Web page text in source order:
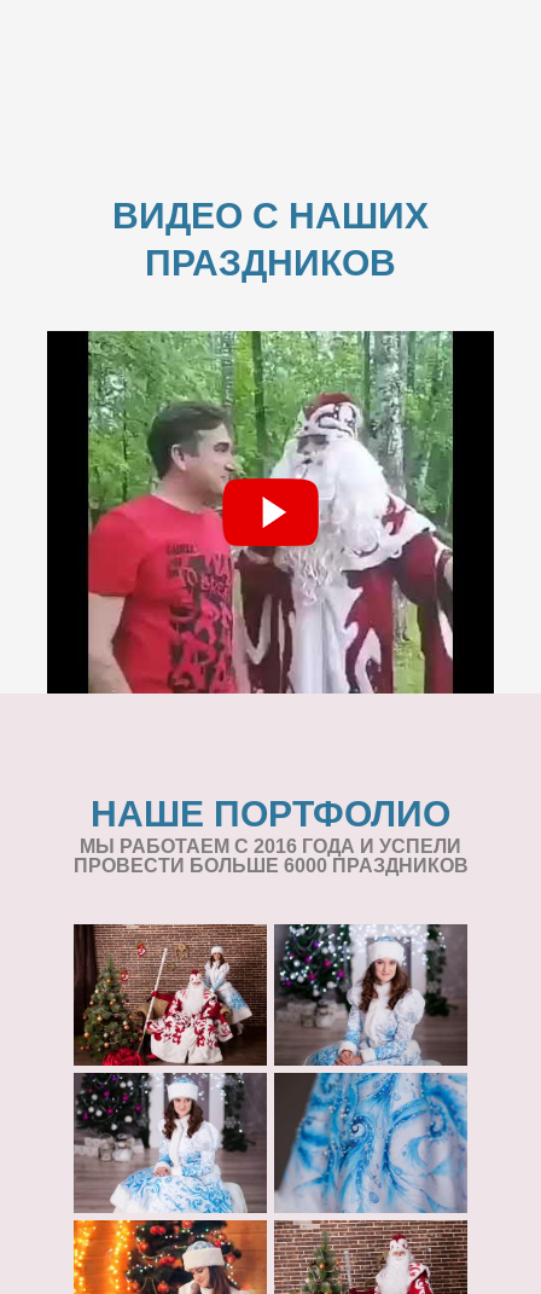
ВИДЕО С НАШИХ
ПРАЗДНИКОВ
НАШЕ ПОРТФОЛИО
МЫ РАБОТАЕМ С 2016 ГОДА И УСПЕЛИ
ПРОВЕСТИ БОЛЬШЕ 6000 ПРАЗДНИКОВ